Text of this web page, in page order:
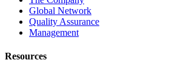
Global Network
Quality Assurance
Management
Resources